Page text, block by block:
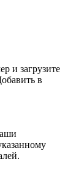
и загрузите
в